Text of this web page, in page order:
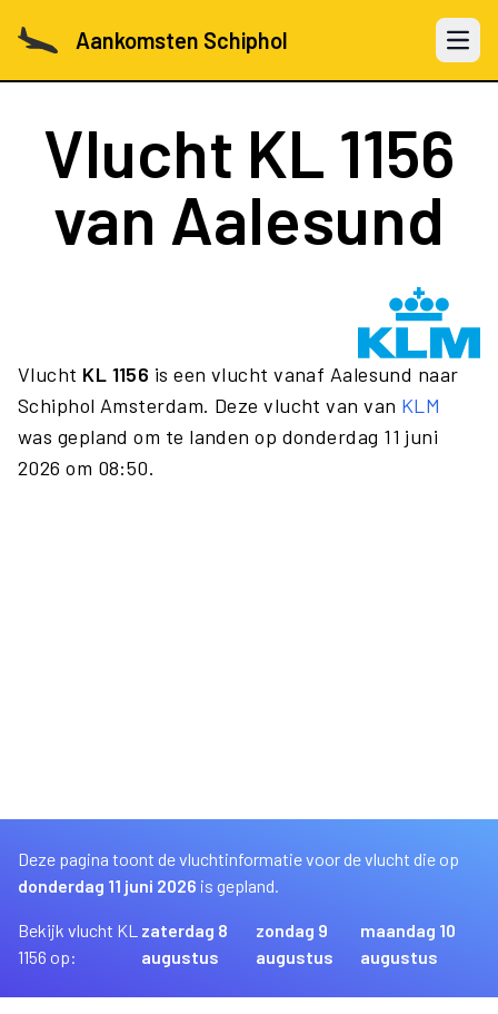
Aankomsten Schiphol Open
Vlucht KL 1156
van Aalesund
Vlucht KL 1156 is een vlucht vanaf Aalesund naar
Schiphol Amsterdam. Deze vlucht van van KLM
was gepland om te landen op donderdag 11 juni
2026 om 08:50.
Deze pagina toont de vluchtinformatie voor de vlucht die op
donderdag 11 juni 2026 is gepland.
Bekijk vlucht KL
1156 op:
zaterdag 8
augustus
zondag 9
augustus
maandag 10
augustus